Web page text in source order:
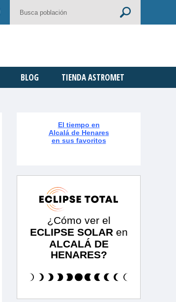
BLOG TIENDA ASTROMET
El tiempo en
Alcalá de Henares
en sus favoritos
¿Cómo ver el
ECLIPSE SOLAR en
ALCALÁ DE
HENARES?